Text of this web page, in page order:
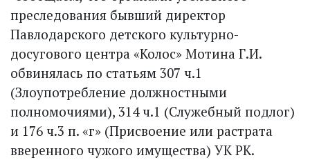
преследования бывший директор
Павлодарского детского культурно-
досугового центра «Колос» Мотина Г.И.
обвинялась по статьям 307 ч.1
(Злоупотребление должностными
полномочиями), 314 ч.1 (Служебный подлог)
и 176 ч.3 п. «г» (Присвоение или растрата
вверенного чужого имущества) УК РК.